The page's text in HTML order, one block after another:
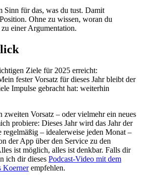
Sinn für das, was du tust. Damit
Ohne zu wissen, woran du
einer Argumentation.
Ziele für 2025 erreicht:
fester Vorsatz für dieses Jahr bleibt der
Impulse gebracht hat: weiterhin
zweiten Vorsatz – oder vielmehr ein neues
probiere: Dieses Jahr wird das Jahr der
– idealerweise jeden Monat –
der App über den Service zu den
ist möglich, alles ist denkbar. Falls dir
ich dir dieses Podcast-Video mit dem
Koernerempfehlen.